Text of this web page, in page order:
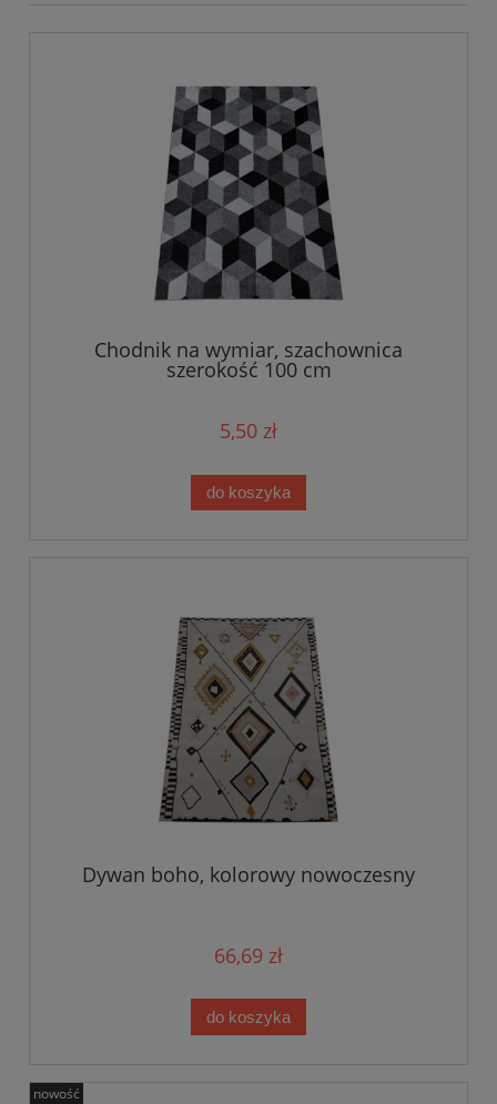
Chodnik na wymiar, szachownica
szerokość 100 cm
5,50 zł
do koszyka
Dywan boho, kolorowy nowoczesny
66,69 zł
do koszyka
nowość